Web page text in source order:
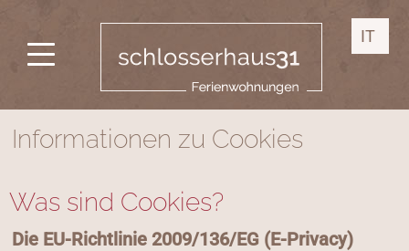
IT
Informationen zu Cookies
Was sind Cookies?
Die EU-Richtlinie 2009/136/EG (E-Privacy)